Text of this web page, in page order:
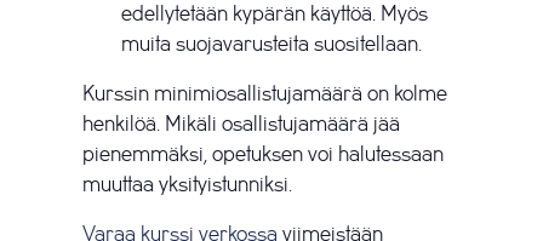
edellytetään kypärän käyttöä. Myös
muita suojavarusteita suositellaan.
Kurssin minimiosallistujamäärä on kolme
henkilöä. Mikäli osallistujamäärä jää
pienemmäksi, opetuksen voi halutessaan
muuttaa yksityistunniksi.
Varaa kurssi verkossa viimeistään